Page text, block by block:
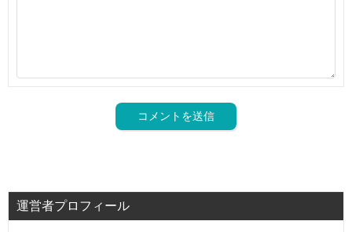
運営者プロフィール